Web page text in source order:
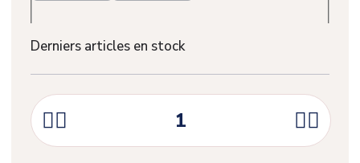
Derniers articles en stock
 